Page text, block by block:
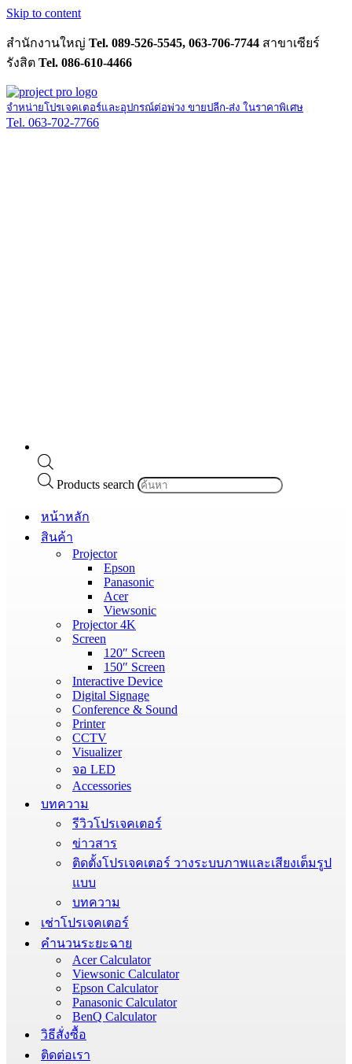
Skip to content
สำนักงานใหญ่ Tel. 089-526-5545, 063-706-7744 สาขาเซียร์
รังสิต Tel. 086-610-4466
จำหน่ายโปรเจคเตอร์และอุปกรณ์ต่อพ่วง ขายปลีก-ส่ง ในราคาพิเศษ
Tel. 063-702-7766
Products search
หน้าหลัก
สินค้า
Projector
Epson
Panasonic
Acer
Viewsonic
Projector 4K
Screen
120″ Screen
150″ Screen
Interactive Device
Digital Signage
Conference & Sound
Printer
CCTV
Visualizer
จอ LED
Accessories
บทความ
รีวิวโปรเจคเตอร์
ข่าวสาร
ติดตั้งโปรเจคเตอร์ วางระบบภาพและเสียงเต็มรูป
แบบ
บทความ
เช่าโปรเจคเตอร์
คำนวนระยะฉาย
Acer Calculator
Viewsonic Calculator
Epson Calculator
Panasonic Calculator
BenQ Calculator
วิธีสั่งซื้อ
ติดต่อเรา